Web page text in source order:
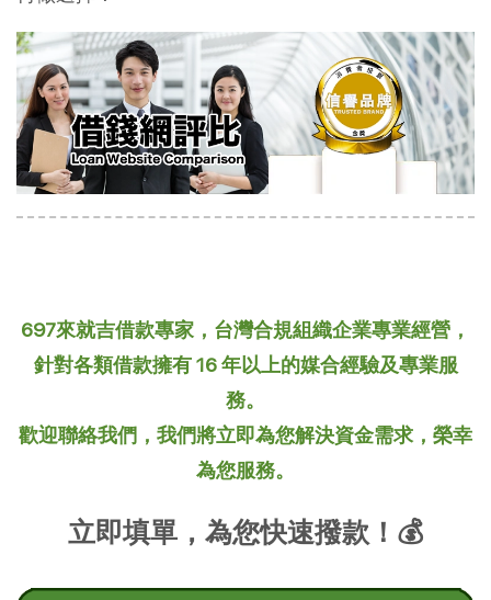
697來就吉借款專家，台灣合規組織企業專業經營，
針對各類借款擁有 16 年以上的媒合經驗及專業服
務。
歡迎聯絡我們，我們將立即為您解決資金需求，榮幸
為您服務。
立即填單，為您快速撥款！💰